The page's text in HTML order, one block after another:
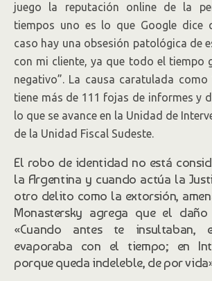
juego la reputación online de la
tiempos uno es lo que Google dice
caso hay una obsesión patológica de
con mi cliente, ya que todo el tiempo
negativo”. La causa caratulada como
tiene más de 111 fojas de informes y
lo que se avance en la Unidad de
de la Unidad Fiscal Sudeste.
El robo de identidad no está
la Argentina y cuando actúa la
otro delito como la extorsión,
Monastersky agrega que el
«Cuando antes te insultaban,
evaporaba con el tiempo; en
porque queda indeleble, de por